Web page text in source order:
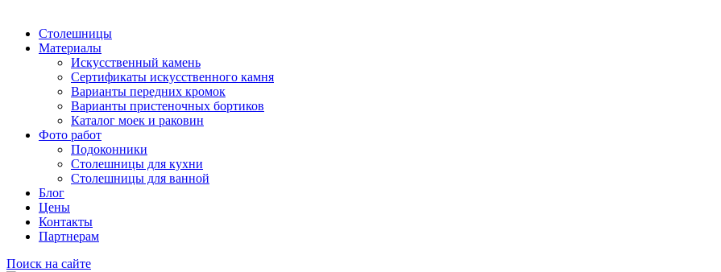
Столешницы
Материалы
Искусственный камень
Сертификаты искусственного камня
Варианты передних кромок
Варианты пристеночных бортиков
Каталог моек и раковин
Фото работ
Подоконники
Столешницы для кухни
Столешницы для ванной
Блог
Цены
Контакты
Партнерам
Поиск на сайте